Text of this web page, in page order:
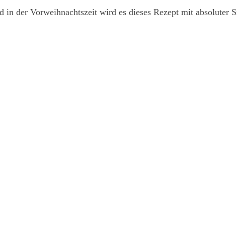
der Vorweihnachtszeit wird es dieses Rezept mit absoluter